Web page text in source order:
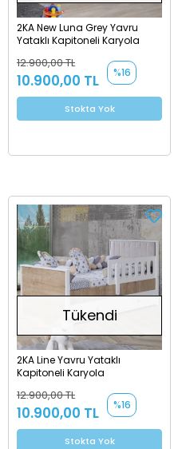
2KA New Luna Grey Yavru
Yataklı Kapitoneli Karyola
12.900,00 TL
10.900,00 TL %16
Stokta Yok
Tükendi
2KA Line Yavru Yataklı
Kapitoneli Karyola
12.900,00 TL
10.900,00 TL %16
Stokta Yok